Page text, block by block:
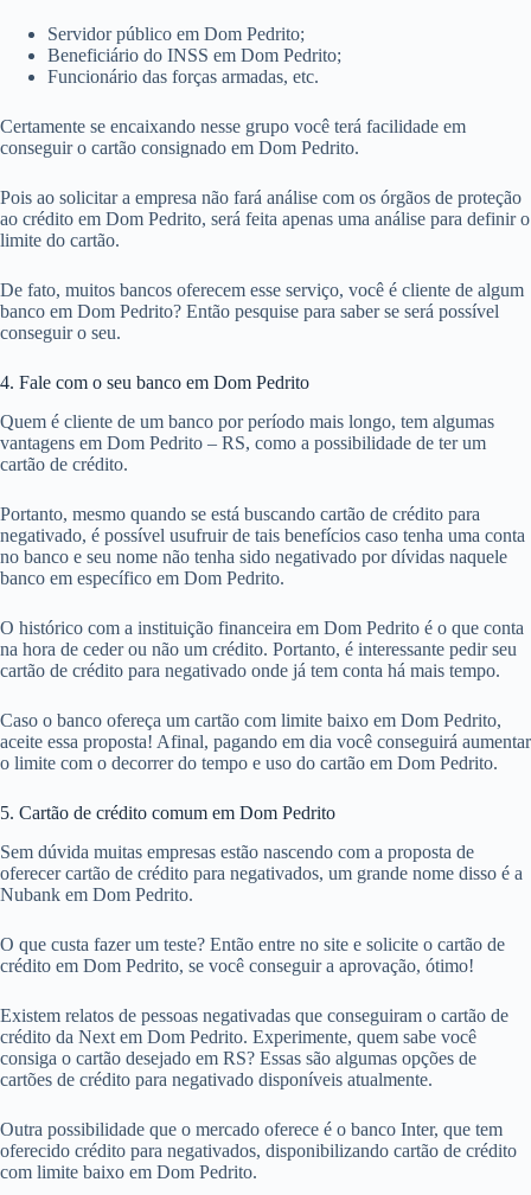
Servidor público em Dom Pedrito;
Beneficiário do INSS em Dom Pedrito;
Funcionário das forças armadas, etc.
Certamente se encaixando nesse grupo você terá facilidade em
conseguir o cartão consignado em Dom Pedrito.
Pois ao solicitar a empresa não fará análise com os órgãos de proteção
ao crédito em Dom Pedrito, será feita apenas uma análise para definir o
limite do cartão.
De fato, muitos bancos oferecem esse serviço, você é cliente de algum
banco em Dom Pedrito? Então pesquise para saber se será possível
conseguir o seu.
4. Fale com o seu banco em Dom Pedrito
Quem é cliente de um banco por período mais longo, tem algumas
vantagens em Dom Pedrito – RS, como a possibilidade de ter um
cartão de crédito.
Portanto, mesmo quando se está buscando cartão de crédito para
negativado, é possível usufruir de tais benefícios caso tenha uma conta
no banco e seu nome não tenha sido negativado por dívidas naquele
banco em específico em Dom Pedrito.
O histórico com a instituição financeira em Dom Pedrito é o que conta
na hora de ceder ou não um crédito. Portanto, é interessante pedir seu
cartão de crédito para negativado onde já tem conta há mais tempo.
Caso o banco ofereça um cartão com limite baixo em Dom Pedrito,
aceite essa proposta! Afinal, pagando em dia você conseguirá aumentar
o limite com o decorrer do tempo e uso do cartão em Dom Pedrito.
5. Cartão de crédito comum em Dom Pedrito
Sem dúvida muitas empresas estão nascendo com a proposta de
oferecer cartão de crédito para negativados, um grande nome disso é a
Nubank em Dom Pedrito.
O que custa fazer um teste? Então entre no site e solicite o cartão de
crédito em Dom Pedrito, se você conseguir a aprovação, ótimo!
Existem relatos de pessoas negativadas que conseguiram o cartão de
crédito da Next em Dom Pedrito. Experimente, quem sabe você
consiga o cartão desejado em RS? Essas são algumas opções de
cartões de crédito para negativado disponíveis atualmente.
Outra possibilidade que o mercado oferece é o banco Inter, que tem
oferecido crédito para negativados, disponibilizando cartão de crédito
com limite baixo em Dom Pedrito.